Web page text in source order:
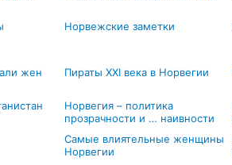
Норвежские заметки
жен Пираты XXI века в Норвегии
Норвегия – политика
прозрачности и … наивности
Самые влиятельные женщины
Норвегии